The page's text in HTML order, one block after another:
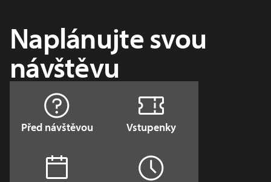
Naplánujte svou
návštěvu
Před návštěvou Vstupenky